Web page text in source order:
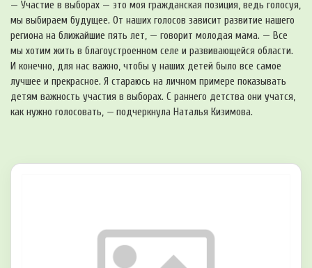
— Участие в выборах — это моя гражданская позиция, ведь голосуя,
мы выбираем будущее. От наших голосов зависит развитие нашего
региона на ближайшие пять лет, — говорит молодая мама. — Все
мы хотим жить в благоустроенном селе и развивающейся области.
И конечно, для нас важно, чтобы у наших детей было все самое
лучшее и прекрасное. Я стараюсь на личном примере показывать
детям важность участия в выборах. С раннего детства они учатся,
как нужно голосовать, — подчеркнула Наталья Кизимова.